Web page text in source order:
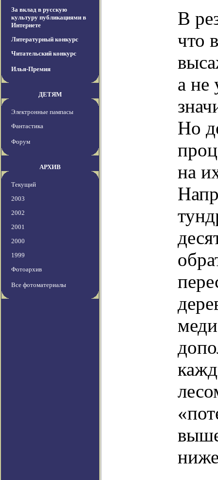
За вклад в русскую
культуру публикациями в
Интернете
Литературный конкурс
Читательский конкурс
Илья-Премия
ДЕТЯМ
Электронные пампасы
Фантастика
Форум
АРХИВ
Текущий
2003
2002
2001
2000
1999
Фотоархив
Все фотоматериалы
В
что
а не
Но
на